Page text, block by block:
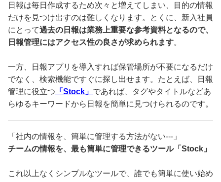
日報は毎日作成するため次々と増えてしまい、目的の情報
だけを見つけ出すのは難しくなります。とくに、新入社員
にとって過去の日報は業務上重要な参考資料となるので、
日報管理にはアクセス性の良さが求められます。
一方、日報アプリを導入すれば保管場所が不要になるだけ
でなく、検索機能ですぐに探し出せます。たとえば、日報
管理に役立つ 「Stock」 であれば、タグやタイトルなどあ
らゆるキーワードから日報を簡単に見つけられるのです。
「社内の情報を、簡単に管理する方法がない---」
チームの情報を、最も簡単に管理できるツール「Stock」
これ以上なくシンプルなツールで、誰でも簡単に使い始め